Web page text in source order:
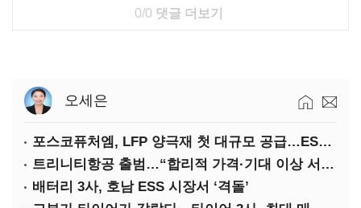
0/0 댓글 더보기
오세은
포스코퓨처엠, LFP 양극재 첫 대규모 공급…ESS 시장 공략
트리니티항공 출범…“합리적 가격·기대 이상 서비스로 승부”
배터리 3사, 호남 ESS 시장서 ‘격돌’